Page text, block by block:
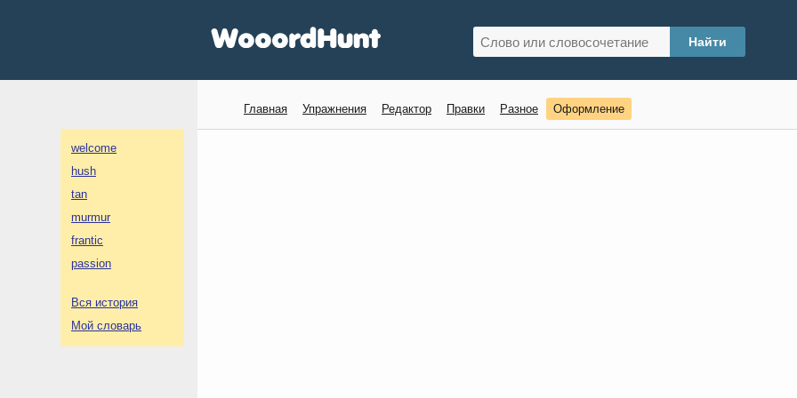
welcome
hush
tan
murmur
frantic
passion
Вся история
Мой словарь
Главная Упражнения Редактор Правки Разное Оформление